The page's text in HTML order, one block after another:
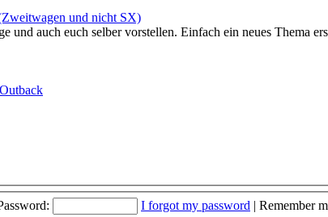
und nicht SX)
und auch euch selber vorstellen. Einfach ein neues
I forgot my password | Remember